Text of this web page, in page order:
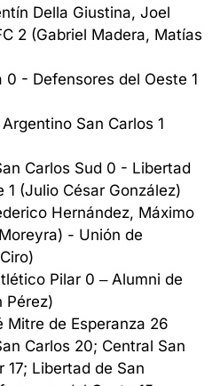
Della Giustina, Joel
2 (Gabriel Madera, Matías
0 - Defensores del Oeste 1
San Carlos 1
Carlos Sud 0 - Libertad
(Julio César González)
Hernández, Máximo
- Unión de
Pilar 0 – Alumni de
Pérez)
Mitre de Esperanza 26
Carlos 20; Central San
17; Libertad de San